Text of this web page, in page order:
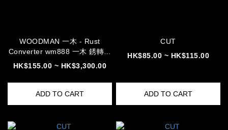
WOODMAN 一木 - Rust
Converter wm888 一木 銹轉化
劑 銹轉化 銹
HK$155.00 ~ HK$3,300.00
ADD TO CART
CUT
HK$85.00 ~ HK$115.00
ADD TO CART